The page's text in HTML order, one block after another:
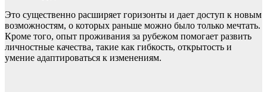
Это существенно расширяет горизонты и дает доступ к новым
возможностям, о которых раньше можно было только мечтать.
Кроме того, опыт проживания за рубежом помогает развить
личностные качества, такие как гибкость, открытость и
умение адаптироваться к изменениям.